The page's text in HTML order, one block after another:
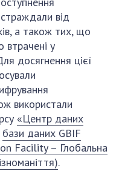
від
а також тих, що
у
досягнення цієї
використали
«Центр даних
бази даних GBIF
Facility – Глобальна
.